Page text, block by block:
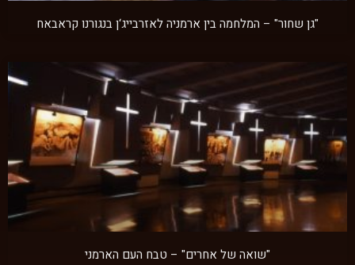
"גן שחור" – המלחמה בין ארמניה לאזרבייג‘ן בנגורנו קראבאח
"שואה של אחרים" – טבח העם הארמני